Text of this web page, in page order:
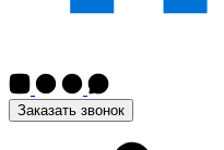
Заказать звонок